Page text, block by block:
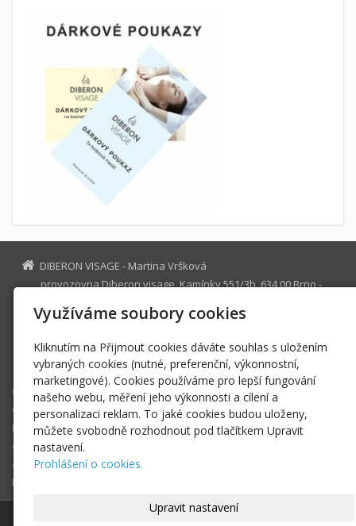
DIBERON VISAGE - Martina Vršková
provozovna Diberon visage, Kamínky 551/3b, 634 00 Brno -
47128747
diberon-visage@email.cz
+420 770 62 56 56
O nás
ošetření
kontakt|rezervace
ceník - dárkové poukazy
dotazy
kontaktní formulář
Využíváme soubory cookies
Kliknutím na Přijmout cookies dáváte souhlas s uložením
vybraných cookies (nutné, preferenční, výkonnostní,
marketingové). Cookies používáme pro lepší fungování
našeho webu, měření jeho výkonnosti a cílení a
personalizaci reklam. To jaké cookies budou uloženy,
můžete svobodně rozhodnout pod tlačítkem Upravit
nastavení.
Prohlášení o cookies.
Upravit nastavení